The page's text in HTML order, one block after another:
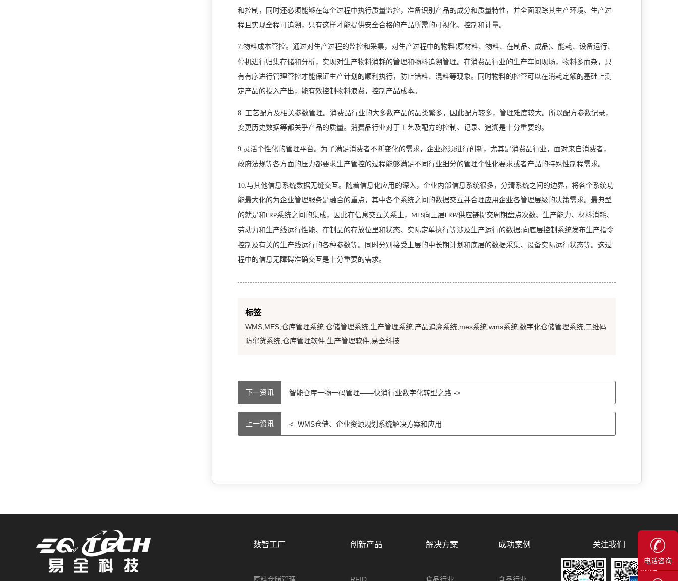
和控制，同时还必须能够在每个过程中执行质量监控，准备识别产品的成分和质量特性，并全面跟踪其生产环境、生产过
程且实现全程可追溯，只有这样才能提供安全合格的产品所需的可视化、控制和计量。
7. 物料成本管控。通过对生产过程的监控和采集，对生产过程中的物料(原材料、物料、在制品、成品)、能耗、设备运行、
停机进行归集存储和分析，实现对生产物料消耗的管理和物料追溯管理。在消费品行业的生产车间现场，物料多而杂，只
有有序进行管理管控才能保证生产计划的顺利执行，防止错料、混料等现象。同时物料的控管可以在消耗定额的基础上测
定产品的投入产出，能有效控制物料浪费，控制产品成本。
8. 工艺配方及相关参数管理。消费品行业的大多数产品的品类繁多，因此配方较多，管理难度较大。所以配方参数记录，
变更历史数据等都关乎产品的质量。消费品行业对于工艺及配方的控制、记录、追溯是十分重要的。
9. 灵活个性化的管理平台。为了满足消费者不断变化的需求，企业必须进行创新，尤其是消费品行业，面对来自消费者，
政府法规等各方面的压力都要求生产管控的过程能够满足不同行业细分的管理个性化要求或者产品的特殊性制程需求。
10. 与其他信息系统数据无缝交互。随着信息化应用的深入，企业内部信息系统很多，分清系统之间的边界，将各个系统功
能最大化的为企业管理服务是融合的重点，其中各个系统之间的数据交互并合理应用企业各管理层级的决策需求。最典型
的就是和 ERP系统之间的集成，因此在信息交互关系上， MES向上层ERP/供应链提交周期盘点次数、生产能力、材料消耗、
劳动力和生产线运行性能、在制品的存放位里和状态、实际定单执行等涉及生产运行的数据;向底层控制系统发布生产指令
控制及有关的生产线运行的各种参数等。同时分别接受上层的中长期计划和底层的数据采集、设备实际运行状态等。这过
程中的信息无障碍准确交互是十分重要的需求。
标签
WMS,MES,仓库管理系统,仓储管理系统,生产管理系统,产品追溯系统,mes系统,wms系统,数字化仓储管理系统,二维码
防窜货系统,仓库管理软件,生产管理软件,易全科技
下一资讯 智能仓库一物一码管理——快消行业数字化转型之路 ->
上一资讯 <- WMS仓储、企业资源规划系统解决方案和应用
数智工厂 创新产品 解决方案 成功案例 关注我们
电话咨询